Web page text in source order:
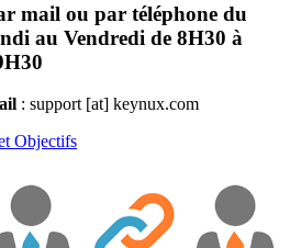
mail ou par téléphone du
au Vendredi de 8H30 à
: support [at] keynux.com
Objectifs